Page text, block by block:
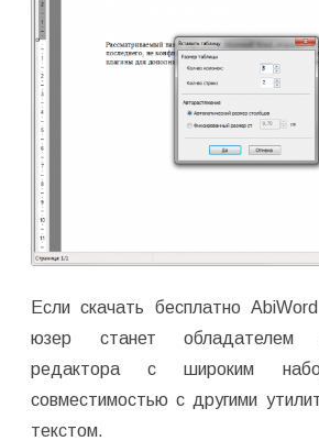
Если скачать бесплатно
юзер станет обладателем
редактора с широким
совместимостью с другими
текстом.